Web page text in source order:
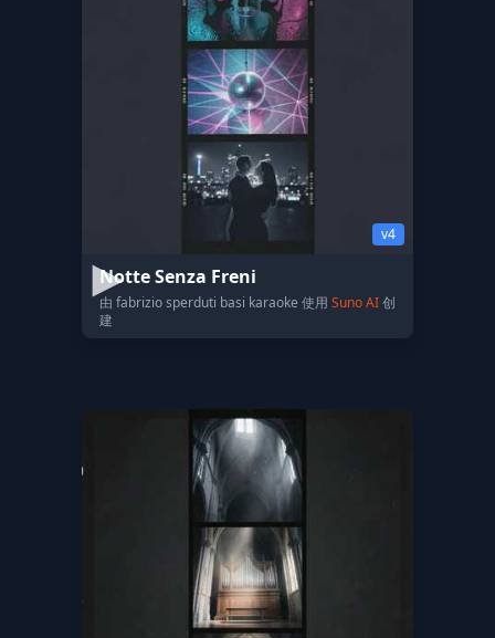
v4
Notte Senza Freni
由 fabrizio sperduti basi karaoke 使用 Suno AI创
建